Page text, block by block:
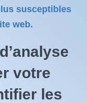
susceptibles
web.
votre
les